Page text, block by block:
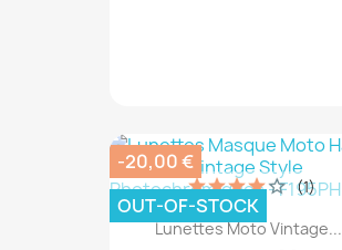
Lunettes Moto Vintage...
(1)
-20,00 €
OUT-OF-STOCK